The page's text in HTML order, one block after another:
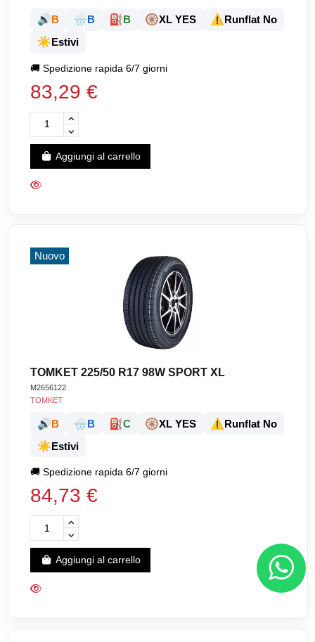
🔊B 🌧️B ⛽B 🛞XL YES ⚠️Runflat No
☀️Estivi
🚚Spedizione rapida 6/7 giorni
83,29 €
Aggiungi al carrello
Nuovo
TOMKET 225/50 R17 98W SPORT XL
M2656122
TOMKET
🔊B 🌧️B ⛽C 🛞XL YES ⚠️Runflat No
☀️Estivi
🚚Spedizione rapida 6/7 giorni
84,73 €
Aggiungi al carrello